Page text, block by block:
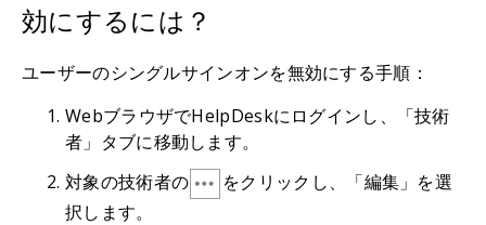
効にするには？
ユーザーのシングルサインオンを無効にする手順：
WebブラウザでHelpDeskにログインし、「技術
者」タブに移動します。
対象の技術者の
をクリックし、「編集」を選
択します。